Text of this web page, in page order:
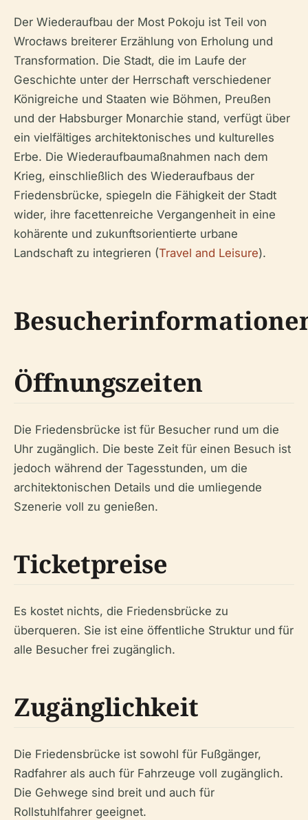
Der Wiederaufbau der Most Pokoju ist Teil von
Wrocławs breiterer Erzählung von Erholung und
Transformation. Die Stadt, die im Laufe der
Geschichte unter der Herrschaft verschiedener
Königreiche und Staaten wie Böhmen, Preußen
und der Habsburger Monarchie stand, verfügt über
ein vielfältiges architektonisches und kulturelles
Erbe. Die Wiederaufbaumaßnahmen nach dem
Krieg, einschließlich des Wiederaufbaus der
Friedensbrücke, spiegeln die Fähigkeit der Stadt
wider, ihre facettenreiche Vergangenheit in eine
kohärente und zukunftsorientierte urbane
Landschaft zu integrieren (Travel and Leisure).
Öffnungszeiten
Die Friedensbrücke ist für Besucher rund um die
Uhr zugänglich. Die beste Zeit für einen Besuch ist
jedoch während der Tagesstunden, um die
architektonischen Details und die umliegende
Szenerie voll zu genießen.
Ticketpreise
Es kostet nichts, die Friedensbrücke zu
überqueren. Sie ist eine öffentliche Struktur und für
alle Besucher frei zugänglich.
Zugänglichkeit
Die Friedensbrücke ist sowohl für Fußgänger,
Radfahrer als auch für Fahrzeuge voll zugänglich.
Die Gehwege sind breit und auch für
Rollstuhlfahrer geeignet.